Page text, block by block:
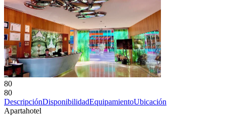
80
80
DescripciónDisponibilidadEquipamientoUbicación
Apartahotel